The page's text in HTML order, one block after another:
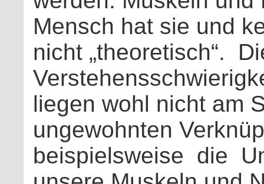
Mensch hat sie und
nicht „theoretisch“.
liegen wohl nicht am
ungewohnten
beispielsweise die